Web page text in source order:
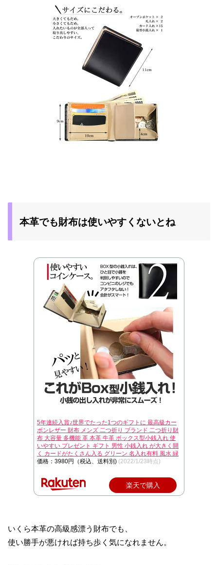
本革でも財布は使いやすくないとね
5年連続入賞♪世界でたった1つのギフトに 最高級カー
ボンレザー 財布 メンズ 二つ折り ブランド 二つ折り財
布 大容量 多機能 革 本革 牛革 ボックス型小銭入れ 使
いやすい プレゼント ギフト 男性 小銭入れ が大きく開
く カードがたくさん入る グリーン 名入れ有料 風水 緑
価格：3980円（税込、送料別) (2022/1/23時点)
楽天で購入
いくら本革の高級感漂う財布でも、
使い勝手が悪ければ持ち歩く気になれません。